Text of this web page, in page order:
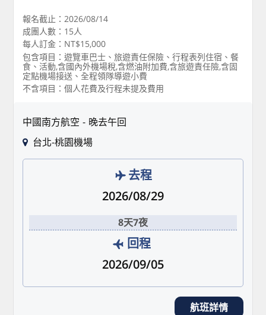
報名截止：2026/08/14
成團人數：15人
每人訂金：NT$15,000
包含項目：遊覽車巴士、旅遊責任保險、行程表列住宿、餐
食、活動,含國內外機場稅,含燃油附加費,含旅遊責任險,含固
定點機場接送、全程領隊導遊小費
不含項目：個人花費及行程未提及費用
中國南方航空
晚去午回
台北-桃園機場
去程
2026/08/29
8天7夜
回程
2026/09/05
航班詳情